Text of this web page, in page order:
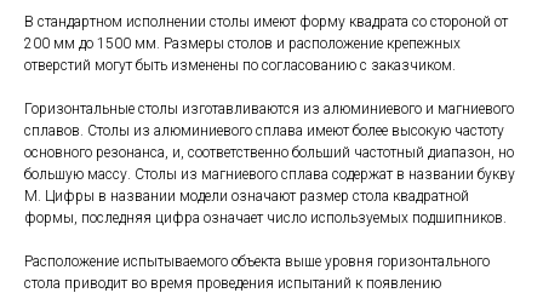
В стандартном исполнении столы имеют форму квадрата со стороной от
200 мм до 1500 мм. Размеры столов и расположение крепежных
отверстий могут быть изменены по согласованию с заказчиком.
Горизонтальные столы изготавливаются из алюминиевого и магниевого
сплавов. Столы из алюминиевого сплава имеют более высокую частоту
основного резонанса, и, соответственно больший частотный диапазон, но
большую массу. Столы из магниевого сплава содержат в названии букву
M. Цифры в названии модели означают размер стола квадратной
формы, последняя цифра означает число используемых подшипников.
Расположение испытываемого объекта выше уровня горизонтального
стола приводит во время проведения испытаний к появлению